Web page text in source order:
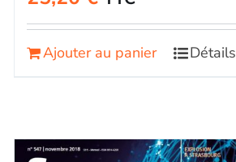
Ajouter au panier Détails